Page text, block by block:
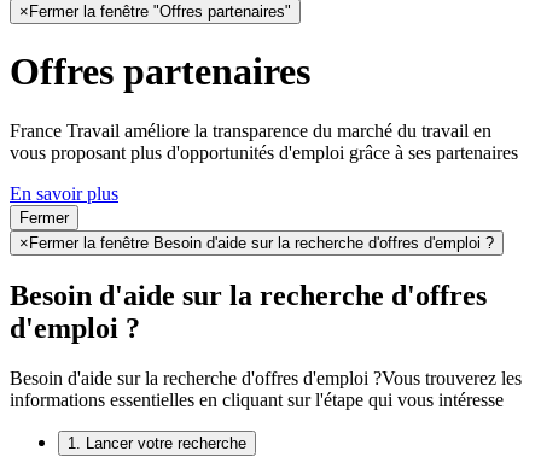
× Fermer la fenêtre "Offres partenaires"
Offres partenaires
France Travail améliore la transparence du marché du travail en
vous proposant plus d'opportunités d'emploi grâce à ses partenaires
En savoir plus
Fermer
×Fermer la fenêtre Besoin d'aide sur la recherche d'offres d'emploi ?
Besoin d'aide sur la recherche d'offres
d'emploi ?
Besoin d'aide sur la recherche d'offres d'emploi ?Vous trouverez les
informations essentielles en cliquant sur l'étape qui vous intéresse
1. Lancer votre recherche